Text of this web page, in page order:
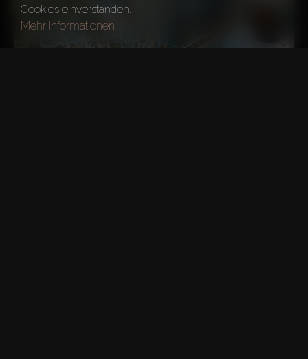
Cookies einverstanden.
Mehr Informationen